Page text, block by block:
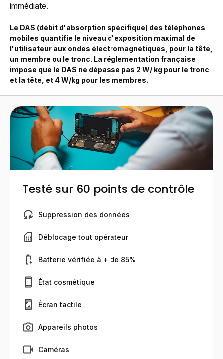
immédiate.
Le DAS (débit d'absorption spécifique) des téléphones
mobiles quantifie le niveau d'exposition maximal de
l'utilisateur aux ondes électromagnétiques, pour la tête,
un membre ou le tronc. La réglementation française
impose que le DAS ne dépasse pas 2 W/ kg pour le tronc
et la tête, et 4 W/kg pour les membres.
Testé sur 60 points de contrôle
Suppression des données
Déblocage tout opérateur
Batterie vérifiée à + de 85%
État cosmétique
Écran tactile
Appareils photos
Caméras